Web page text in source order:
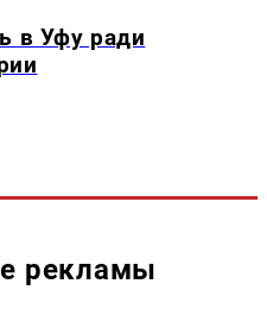
в Уфу ради
рекламы